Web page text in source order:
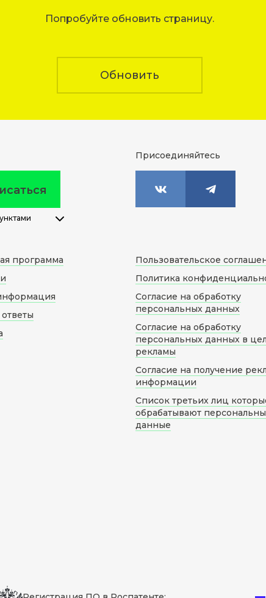
Попробуйте обновить страницу.
Обновить
Присоединяйтесь
программа
Пользовательское
Политика
Согласие на обработку
персональных данных
Согласие на обработку
персональных данных в
рекламы
Согласие на получение
информации
Список третьих лиц
обрабатывают
данные